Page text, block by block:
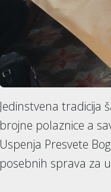
Jedinstvena tradicija
brojne polaznice a
Uspenja Presvete
posebnih sprava za